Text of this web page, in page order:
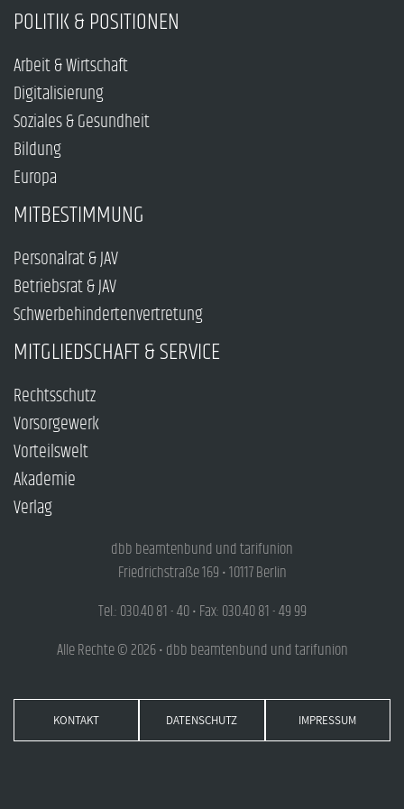
POLITIK & POSITIONEN
Arbeit & Wirtschaft
Digitalisierung
Soziales & Gesundheit
Bildung
Europa
MITBESTIMMUNG
Personalrat & JAV
Betriebsrat & JAV
Schwerbehindertenvertretung
MITGLIEDSCHAFT & SERVICE
Rechtsschutz
Vorsorgewerk
Vorteilswelt
Akademie
Verlag
dbb beamtenbund und tarifunion
Friedrichstraße 169 • 10117 Berlin
Tel.: 030.40 81 - 40 • Fax: 030.40 81 - 49 99
Alle Rechte © 2026 • dbb beamtenbund und tarifunion
KONTAKT DATENSCHUTZ IMPRESSUM